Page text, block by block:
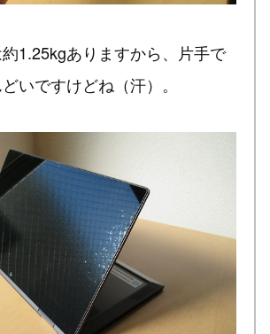
1.25kgありますから、片手で
いですけどね（汗）。